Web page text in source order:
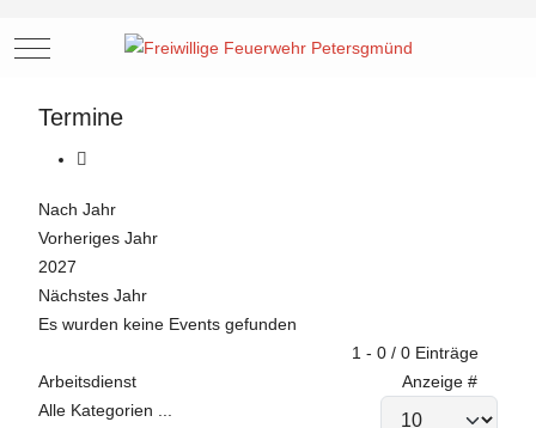
Mobile Menu Toggle
Termine
Nach Jahr
Vorheriges Jahr
2027
Nächstes Jahr
Es wurden keine Events gefunden
1 - 0 / 0 Einträge
Anzeige #
Arbeitsdienst
Alle Kategorien ...